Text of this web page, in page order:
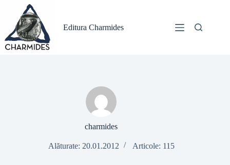
conținut
Editura Charmides
charmides
Alăturate: 20.01.2012 Articole: 115